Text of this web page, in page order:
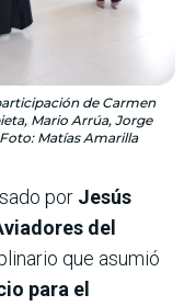
de Carmen
Mario Arrúa, Jorge
Matías Amarilla
por Jesús
del
que asumió
para el